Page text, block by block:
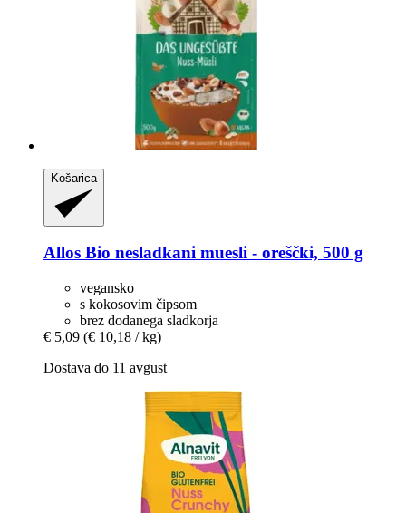
Košarica
Allos Bio nesladkani muesli -​ oreščki, 500 g
vegansko
s kokosovim čipsom
brez dodanega sladkorja
€ 5,09 (€ 10,18 / kg)
Dostava do 11 avgust